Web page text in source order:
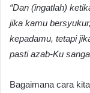
“Dan (ingatlah)
jika kamu
kepadamu, tetapi
pasti azab-Ku
Bagaimana cara